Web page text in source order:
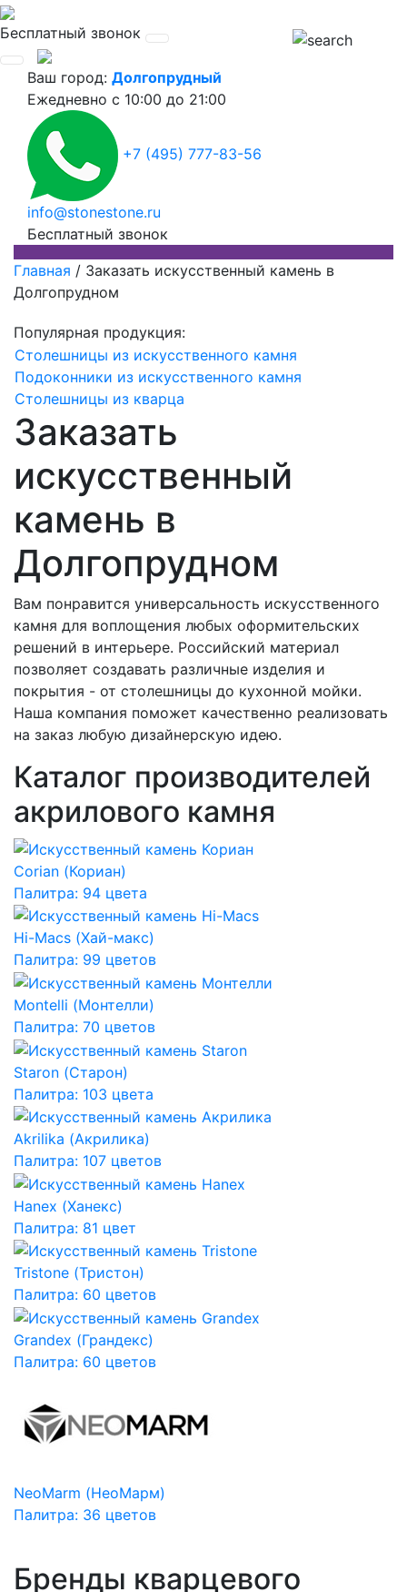
Бесплатный звонок
Ваш город: Долгопрудный
Ежедневно с 10:00 до 21:00
+7 (495) 777-83-56
info@stonestone.ru
Бесплатный звонок
Главная / Заказать искусственный камень в
Долгопрудном
Популярная продукция:
Столешницы из искусственного камня
Подоконники из искусственного камня
Столешницы из кварца
Заказать
искусственный
камень в
Долгопрудном
Вам понравится универсальность искусственного
камня для воплощения любых оформительских
решений в интерьере. Российский материал
позволяет создавать различные изделия и
покрытия - от столешницы до кухонной мойки.
Наша компания поможет качественно реализовать
на заказ любую дизайнерскую идею.
Каталог производителей
акрилового камня
Corian (Кориан)
Палитра: 94 цвета
Hi-Macs (Хай-макс)
Палитра: 99 цветов
Montelli (Монтелли)
Палитра: 70 цветов
Staron (Старон)
Палитра: 103 цвета
Akrilika (Акрилика)
Палитра: 107 цветов
Hanex (Ханекс)
Палитра: 81 цвет
Tristone (Тристон)
Палитра: 60 цветов
Grandex (Грандекс)
Палитра: 60 цветов
NeoMarm (НеоМарм)
Палитра: 36 цветов
Бренды кварцевого